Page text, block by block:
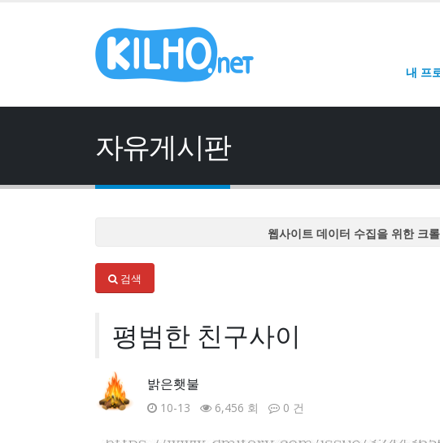
내 프
자유게시판
웹사이트 데이터 수집을 위한 크
웹사이트 데이터 수집을 위한 크
검색
평범한 친구사이
밝은횃불
10-13 6,456 회 0 건